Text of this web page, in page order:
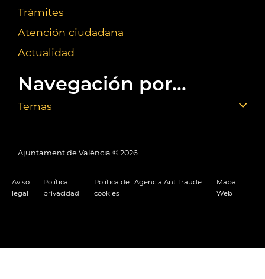
Trámites
Atención ciudadana
Actualidad
Navegación por...
Temas
Ajuntament de València © 2026
Aviso
legal
Política
privacidad
Política de
cookies
Agencia Antifraude
Mapa
Web